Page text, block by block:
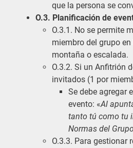
que la persona se
O.3. Planificación de
O.3.1. No se permite
miembro del grupo
montaña o escalada.
O.3.2. Si un Anfitrión
invitados (1 por
Se debe agregar
evento: «Al
tanto tú como tu
Normas del
O.3.3. Para gestionar